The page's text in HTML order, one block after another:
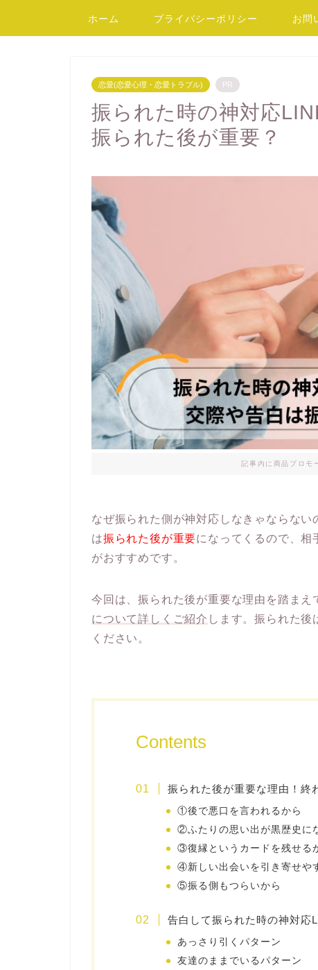
ホーム プライバシーポリシー お問
恋愛(恋愛心理・恋愛トラブル) PR
振られた時の神対応
振られた後が重要？
記事内に商品プロモ
なぜ振られた側が神対応しなきゃならな
は振られた後が重要になってくるので、相
がおすすめです。
今回は、振られた後が重要な理由を踏まえ
について詳しくご紹介 します。振られた
ください。
Contents
振られた後が重要な理由！終
①後で悪口を言われるから
②ふたりの思い出が黒歴史に
③復縁というカードを残せる
④新しい出会いを引き寄せや
⑤振る側もつらいから
告白して振られた時の神対応
あっさり引くパターン
友達のままでいるパターン